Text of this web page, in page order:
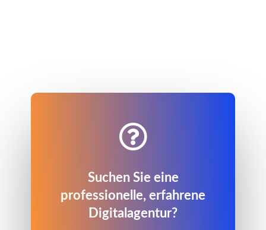

Suchen Sie eine
professionelle, erfahrene
Digitalagentur?